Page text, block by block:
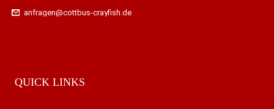
anfragen@cottbus-crayfish.de
QUICK LINKS